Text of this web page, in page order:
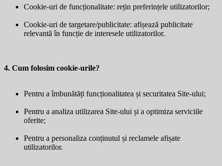
Cookie-uri de funcționalitate: rețin preferințele utilizatorilor;
Cookie-uri de targetare/publicitate: afișează publicitate
relevantă în funcție de interesele utilizatorilor.
4. Cum folosim cookie-urile?
Pentru a îmbunătăți funcționalitatea și securitatea Site-ului;
Pentru a analiza utilizarea Site-ului și a optimiza serviciile
oferite;
Pentru a personaliza conținutul și reclamele afișate
utilizatorilor.